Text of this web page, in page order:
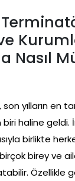
Nasıl
yılların en
biri haline
birlikte
birey ve
Özellikle